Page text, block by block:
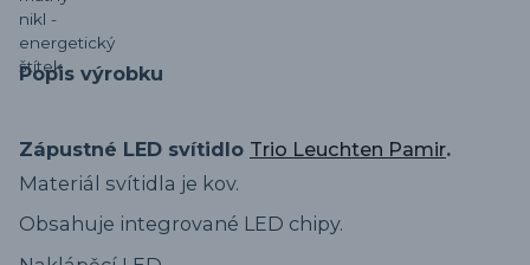
Popis výrobku
Zápustné LED svítidlo Trio Leuchten Pamir.
Materiál svítidla je kov.
Obsahuje integrované LED chipy.